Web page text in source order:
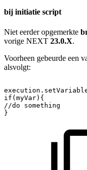
bij initiatie script
Niet eerder opgemerkte
vorige NEXT 23.0.X.
Voorheen gebeurde een
alsvolgt:
if(myVar){
//do
something
}